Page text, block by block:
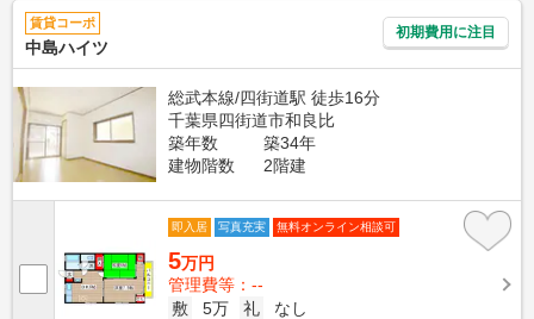
賃貸コーポ
中島ハイツ
初期費用に注目
総武本線/四街道駅 徒歩16分
千葉県四街道市和良比
築年数
築34年
建物階数
2階建
即入居 写真充実 無料オンライン相談可
5万円
管理費等：--
敷
5万 礼
なし